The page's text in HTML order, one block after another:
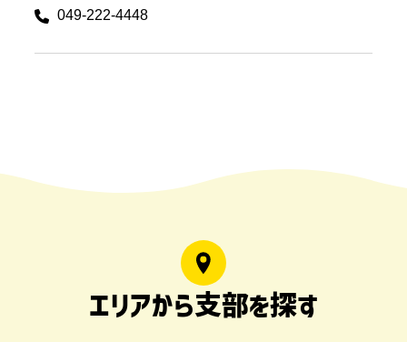
049-222-4448
エリアから支部を探す